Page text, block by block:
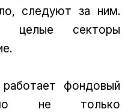
следуют за ним.
целые секторы
фондовый
не только